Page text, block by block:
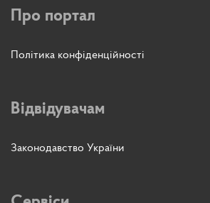
Про портал
Політика конфіденційності
Відвідувачам
Законодавство України